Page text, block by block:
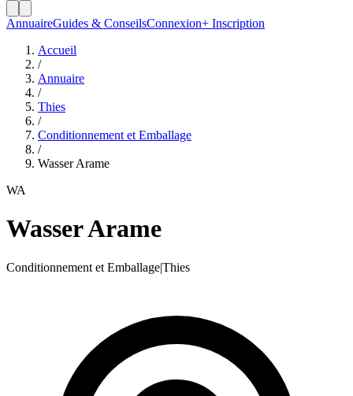
AnnuaireGuides & ConseilsConnexion+ Inscription
Accueil
/
Annuaire
/
Thies
/
Conditionnement et Emballage
/
Wasser Arame
WA
Wasser Arame
Conditionnement et Emballage|Thies